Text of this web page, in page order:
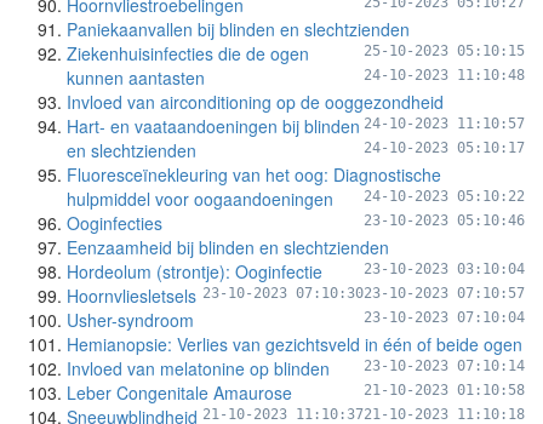
Hoornvliestroebelingen
Paniekaanvallen bij blinden en slechtzienden
25-10-2023 05:10:15
Ziekenhuisinfecties die de ogen
kunnen aantasten
24-10-2023 11:10:48
Invloed van airconditioning op de ooggezondheid
24-10-2023 11:10:57
Hart- en vaataandoeningen bij blinden
en slechtzienden
24-10-2023 05:10:17
Fluoresceïnekleuring van het oog: Diagnostische
hulpmiddel voor oogaandoeningen
24-10-2023 05:10:22
Ooginfecties 23-10-2023 05:10:46
Eenzaamheid bij blinden en slechtzienden
23-10-2023 03:10:04
Hordeolum (strontje): Ooginfectie
23-10-2023 07:10:57
Hoornvliesletsels 23-10-2023 07:10:30
Usher-syndroom 23-10-2023 07:10:04
Hemianopsie: Verlies van gezichtsveld in één of beide ogen
23-10-2023 07:10:14
Invloed van melatonine op blinden
21-10-2023 01:10:58
Leber Congenitale Amaurose
21-10-2023 11:10:18
Sneeuwblindheid 21-10-2023 11:10:37